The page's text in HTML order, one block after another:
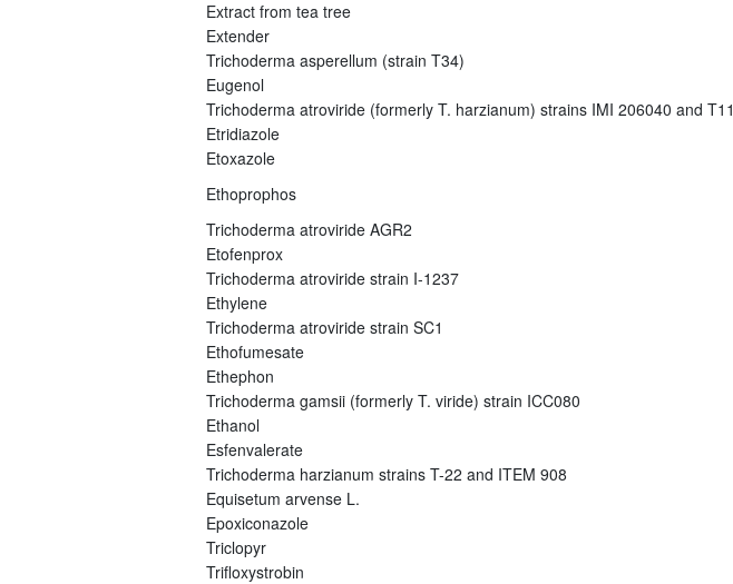
Extract from tea tree
Extender
Trichoderma asperellum (strain T34)
Eugenol
Trichoderma atroviride (formerly T. harzianum) strains IMI 206040 and T11
Etridiazole
Etoxazole
Ethoprophos
Trichoderma atroviride AGR2
Etofenprox
Trichoderma atroviride strain I-1237
Ethylene
Trichoderma atroviride strain SC1
Ethofumesate
Ethephon
Trichoderma gamsii (formerly T. viride) strain ICC080
Ethanol
Esfenvalerate
Trichoderma harzianum strains T-22 and ITEM 908
Equisetum arvense L.
Epoxiconazole
Triclopyr
Trifloxystrobin